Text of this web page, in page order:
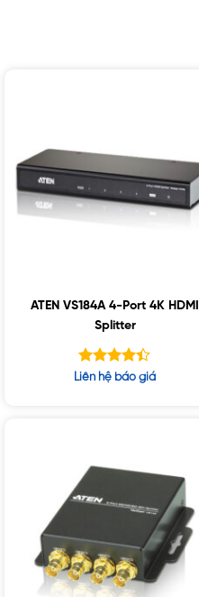
ATEN VS184A 4-Port 4K HDMI
Splitter
Được xếp
Liên hệ báo giá